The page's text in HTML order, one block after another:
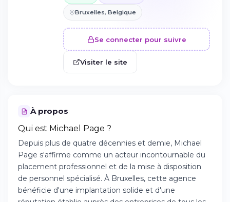
Bruxelles, Belgique
Se connecter pour suivre
Visiter le site
À propos
Qui est Michael Page ?
Depuis plus de quatre décennies et demie, Michael
Page s'affirme comme un acteur incontournable du
placement professionnel et de la mise à disposition
de personnel spécialisé. À Bruxelles, cette agence
bénéficie d'une implantation solide et d'une